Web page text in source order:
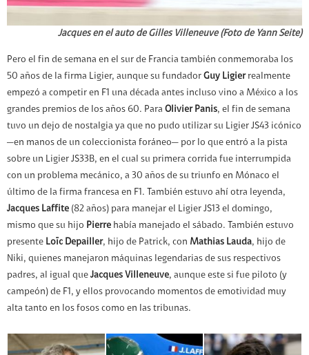
Jacques en el auto de Gilles Villeneuve (Foto de Yann Seite)
Pero el fin de semana en el sur de Francia también conmemoraba los
50 años de la firma Ligier, aunque su fundador Guy Ligierrealmente
empezó a competir en F1 una década antes incluso vino a México a los
grandes premios de los años 60. Para Olivier Panis, el fin de semana
tuvo un dejo de nostalgia ya que no pudo utilizar su Ligier JS43 icónico
—en manos de un coleccionista foráneo— por lo que entró a la pista
sobre un Ligier JS33B, en el cual su primera corrida fue interrumpida
con un problema mecánico, a 30 años de su triunfo en Mónaco el
último de la firma francesa en F1. También estuvo ahí otra leyenda,
Jacques Laffite (82 años) para manejar el Ligier JS13 el domingo,
mismo que su hijo Pierre había manejado el sábado. También estuvo
presente Loïc Depailler, hijo de Patrick, con Mathias Lauda, hijo de
Niki, quienes manejaron máquinas legendarias de sus respectivos
padres, al igual que Jacques Villeneuve, aunque este si fue piloto (y
campeón) de F1, y ellos provocando momentos de emotividad muy
alta tanto en los fosos como en las tribunas.